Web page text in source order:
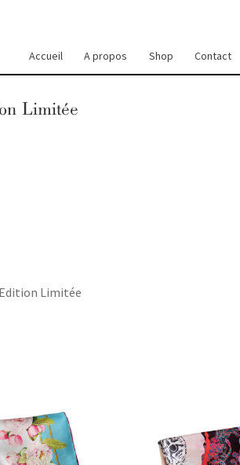
Accueil A propos Shop Contact
Limitée
Limitée